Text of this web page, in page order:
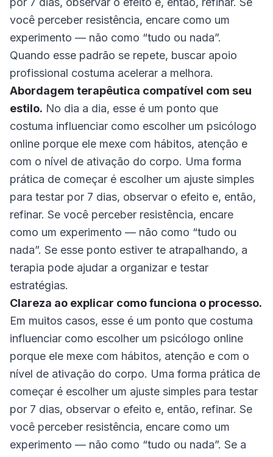
você perceber resistência, encare como um
experimento — não como “tudo ou nada”.
Quando esse padrão se repete, buscar apoio
profissional costuma acelerar a melhora.
Abordagem terapêutica compatível com seu
estilo. No dia a dia, esse é um ponto que
costuma influenciar como escolher um psicólogo
online porque ele mexe com hábitos, atenção e
com o nível de ativação do corpo. Uma forma
prática de começar é escolher um ajuste simples
para testar por 7 dias, observar o efeito e, então,
refinar. Se você perceber resistência, encare
como um experimento — não como “tudo ou
nada”. Se esse ponto estiver te atrapalhando, a
terapia pode ajudar a organizar e testar
estratégias.
Clareza ao explicar como funciona o processo.
Em muitos casos, esse é um ponto que costuma
influenciar como escolher um psicólogo online
porque ele mexe com hábitos, atenção e com o
nível de ativação do corpo. Uma forma prática de
começar é escolher um ajuste simples para testar
por 7 dias, observar o efeito e, então, refinar. Se
você perceber resistência, encare como um
experimento — não como “tudo ou nada”. Se a